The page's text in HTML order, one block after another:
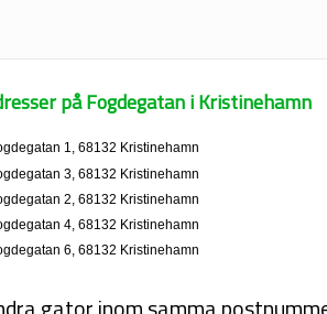
på Fogdegatan i Kristinehamn
1, 68132 Kristinehamn
3, 68132 Kristinehamn
2, 68132 Kristinehamn
4, 68132 Kristinehamn
6, 68132 Kristinehamn